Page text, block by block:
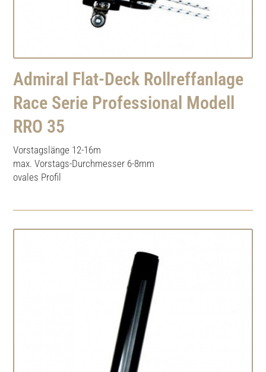
Admiral Flat-Deck Rollreffanlage
Race Serie Professional Modell
RRO 35
Vorstagslänge 12-16m
max. Vorstags-Durchmesser 6-8mm
ovales Profil